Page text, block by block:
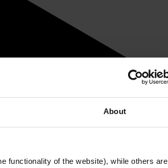
About
functionality of the website), while others are